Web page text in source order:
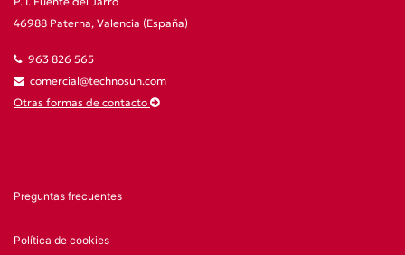
46988 Paterna, Valencia (España)
963 826 565
comercial@technosun.com
Otras formas de contacto
Preguntas frecuentes
Política de cookies